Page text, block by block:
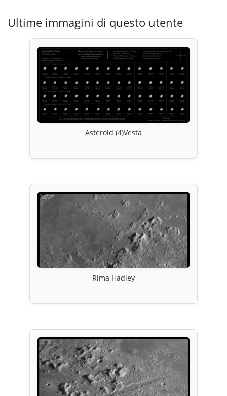
Ultime immagini di questo utente
Asteroid (4)Vesta
Rima Hadley